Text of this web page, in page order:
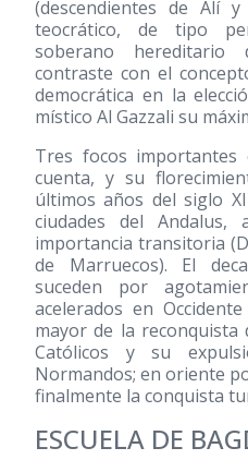
(descendientes de Alí
teocrático, de tipo
soberano
contraste con el
democrática en la
místico Al Gazzali su
Tres focos importantes
cuenta, y su
últimos años del siglo
ciudades del Andalus,
importancia transitoria
de Marruecos). El
suceden por
acelerados en
mayor de la reconquista
Católicos y su
Normandos; en oriente
finalmente la conquista
ESCUELA DE